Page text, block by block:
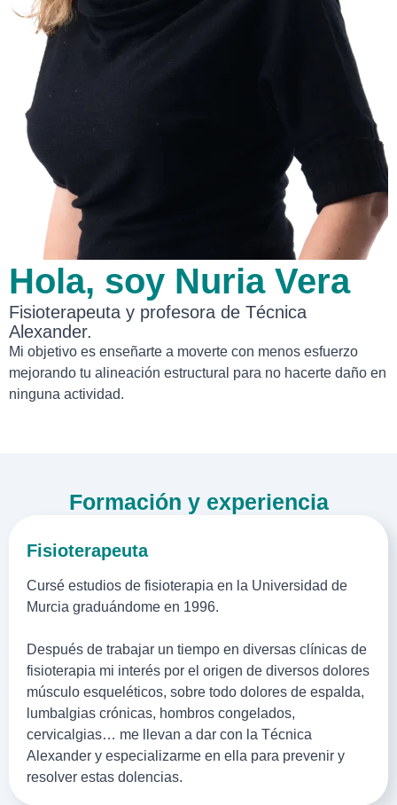
Hola, soy Nuria Vera
Fisioterapeuta y profesora de Técnica
Alexander.
Mi objetivo es enseñarte a moverte con menos esfuerzo
mejorando tu alineación estructural para no hacerte daño en
ninguna actividad.
Formación y experiencia
Fisioterapeuta
Cursé estudios de fisioterapia en la Universidad de
Murcia graduándome en 1996.
Después de trabajar un tiempo en diversas clínicas de
fisioterapia mi interés por el origen de diversos dolores
músculo esqueléticos, sobre todo dolores de espalda,
lumbalgias crónicas, hombros congelados,
cervicalgias… me llevan a dar con la Técnica
Alexander y especializarme en ella para prevenir y
resolver estas dolencias.